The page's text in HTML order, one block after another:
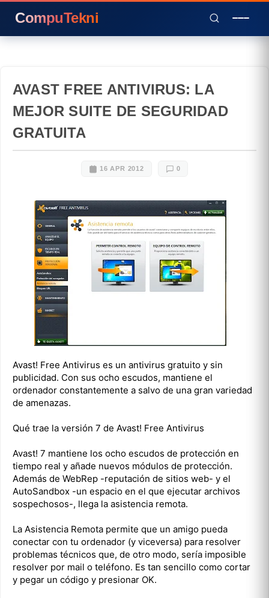
CompuTekni
AVAST FREE ANTIVIRUS: LA
MEJOR SUITE DE SEGURIDAD
GRATUITA
16 APR 2012 0
Avast! Free Antivirus es un antivirus gratuito y sin
publicidad. Con sus ocho escudos, mantiene el
ordenador constantemente a salvo de una gran variedad
de amenazas.
Qué trae la versión 7 de Avast! Free Antivirus
Avast! 7 mantiene los ocho escudos de protección en
tiempo real y añade nuevos módulos de protección.
Además de WebRep -reputación de sitios web- y el
AutoSandbox -un espacio en el que ejecutar archivos
sospechosos-, llega la asistencia remota.
La Asistencia Remota permite que un amigo pueda
conectar con tu ordenador (y viceversa) para resolver
problemas técnicos que, de otro modo, sería imposible
resolver por mail o teléfono. Es tan sencillo como cortar
y pegar un código y presionar OK.